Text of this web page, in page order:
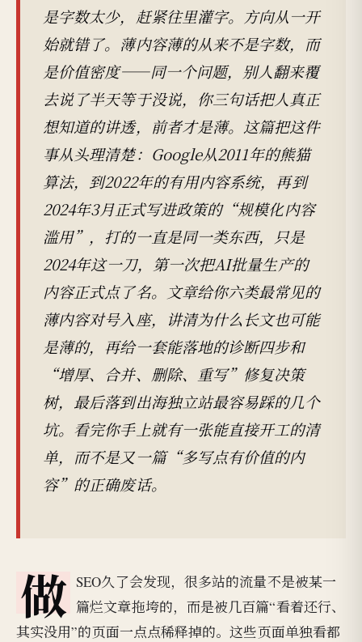
是字数太少，赶紧往里灌字。方向从一开
始就错了。薄内容薄的从来不是字数，而
是价值密度——同一个问题，别人翻来覆
去说了半天等于没说，你三句话把人真正
想知道的讲透，前者才是薄。这篇把这件
事从头理清楚：Google从2011年的熊猫
算法，到2022年的有用内容系统，再到
2024年3月正式写进政策的“规模化内容
滥用”，打的一直是同一类东西，只是
2024年这一刀，第一次把AI批量生产的
内容正式点了名。文章给你六类最常见的
薄内容对号入座，讲清为什么长文也可能
是薄的，再给一套能落地的诊断四步和
“增厚、合并、删除、重写”修复决策
树，最后落到出海独立站最容易踩的几个
坑。看完你手上就有一张能直接开工的清
单，而不是又一篇“多写点有价值的内
容”的正确废话。
做 SEO久了会发现，很多站的流量不是被某一
篇烂文章拖垮的，而是被几百篇“看着还行、
其实没用”的页面一点点稀释掉的。这些页面单独看都